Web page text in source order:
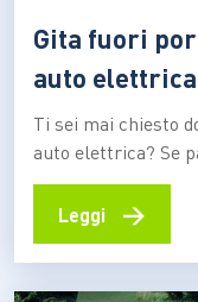
Gita fuori
auto
vicino Bari
Ti sei mai chiesto
auto elettrica? Se
per una fuga
una lista di cinque
abbiamo fatto…
Leggi →